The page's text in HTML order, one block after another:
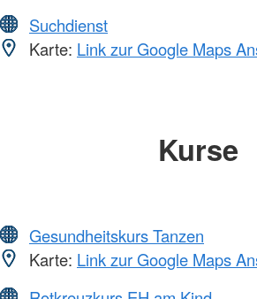
Suchdienst
Karte: Link zur Google Maps
Kurse
Gesundheitskurs Tanzen
Karte: Link zur Google Maps